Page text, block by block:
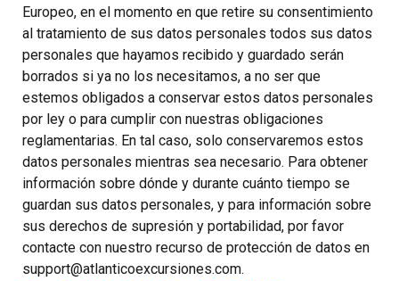
Europeo, en el momento en que retire su consentimiento
al tratamiento de sus datos personales todos sus datos
personales que hayamos recibido y guardado serán
borrados si ya no los necesitamos, a no ser que
estemos obligados a conservar estos datos personales
por ley o para cumplir con nuestras obligaciones
reglamentarias. En tal caso, solo conservaremos estos
datos personales mientras sea necesario. Para obtener
información sobre dónde y durante cuánto tiempo se
guardan sus datos personales, y para información sobre
sus derechos de supresión y portabilidad, por favor
contacte con nuestro recurso de protección de datos en
support@atlanticoexcursiones.com.